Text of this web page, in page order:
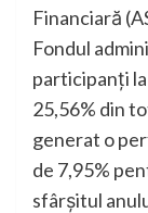
Financiară
Fondul
participanți
25,56% din
generat o
de 7,95%
sfârșitul